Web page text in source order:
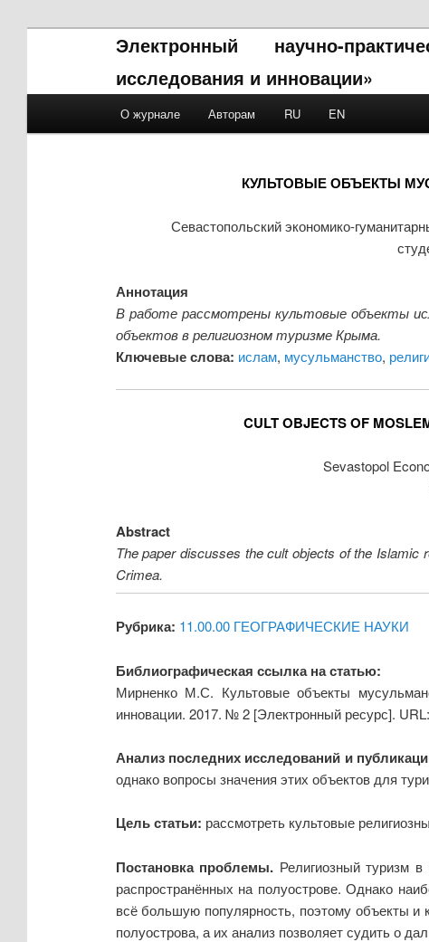
Электронный научно-
исследования и инновации»
Skip to primary content
Skip to secondary content
О журнале Авторам RU EN
КУЛЬТОВЫЕ ОБЪЕКТЫ
Севастопольский экономико-
Аннотация
В работе рассмотрены культовые объекты
объектов в религиозном туризме Крыма.
Ключевые слова: ислам, мусульманство,
CULT OBJECTS OF
Sevastopol
Abstract
The paper discusses the cult objects of the Islamic
Crimea.
Рубрика: 11.00.00 ГЕОГРАФИЧЕСКИЕ НАУКИ
Библиографическая ссылка на статью:
Мирненко М.С. Культовые объекты
инновации. 2017. № 2 [Электронный ресурс]. URL:
Анализ последних исследований и
однако вопросы значения этих объектов для
Цель статьи: рассмотреть культовые
Постановка проблемы. Религиозный туризм
распространённых на полуострове. Однако
всё большую популярность, поэтому объекты и
полуострова, а их анализ позволяет судить о